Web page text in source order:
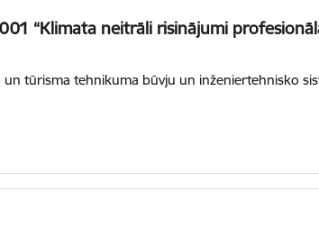
“Klimata neitrāli risinājumi
tūrisma tehnikuma būvju un inženiertehnisko